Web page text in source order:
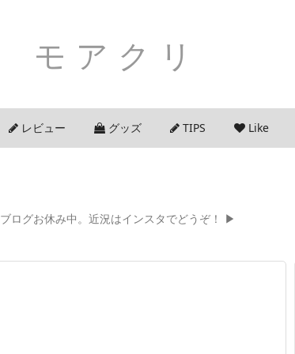
モアクリ
レビュー グッズ TIPS Like
ブログお休み中。近況はインスタでどうぞ！ ▶